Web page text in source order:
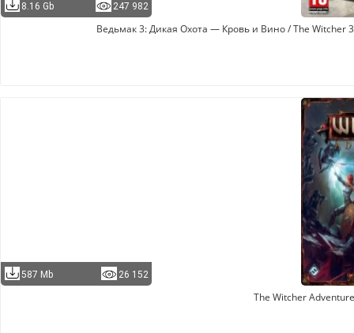
8.16 Gb 247 982
Ведьмак 3: Дикая Охота — Кровь и Вино / The Witcher
587 Mb 26 152
The Witcher